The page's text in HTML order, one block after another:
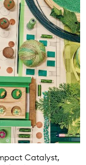
Catalyst,